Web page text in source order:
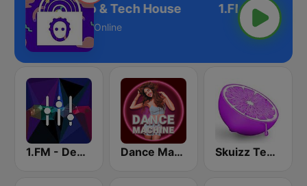
Deep Techno & Tech House
Online
1.FM - Deep House Dance Machine Skuizz Tech-House